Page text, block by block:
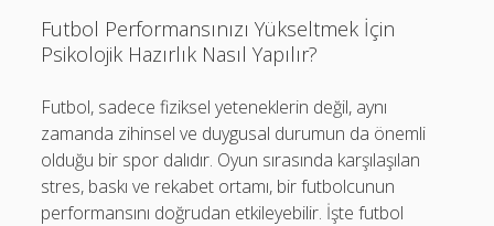
Futbol Performansınızı Yükseltmek İçin
Psikolojik Hazırlık Nasıl Yapılır?
Futbol, sadece fiziksel yeteneklerin değil, aynı
zamanda zihinsel ve duygusal durumun da önemli
olduğu bir spor dalıdır. Oyun sırasında karşılaşılan
stres, baskı ve rekabet ortamı, bir futbolcunun
performansını doğrudan etkileyebilir. İşte futbol